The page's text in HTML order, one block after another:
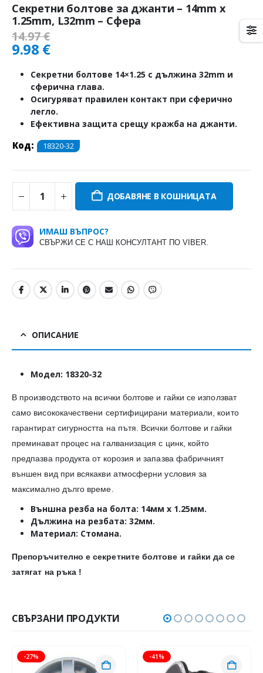
Секретни болтове за джанти – 14mm х
1.25mm, L32mm – Сфера
14.97€
9.98 €
Секретни болтове 14×1.25 с дължина 32mm и
сферична глава.
Осигуряват правилен контакт при сферично
легло.
Ефективна защита срещу кражба на джанти.
Код: 18320-32
ДОБАВЯНЕ В КОШНИЦАТА
ИМАШ ВЪПРОС?
СВЪРЖИ СЕ С НАШ КОНСУЛТАНТ ПО VIBER.
ОПИСАНИЕ
Модел: 18320-32
​В производството на всички болтове и гайки се използват
само висококачествени сертифицирани материали, които
гарантират сигурността на пътя. Всички болтове и гайки
преминават процес на галванизация с цинк, който
предпазва продукта от корозия и запазва фабричният
външен вид при всякакви атмосферни условия за
максимално дълго време.
Външна резба на болта: 14мм х 1.25мм.
Дължина на резбата: 32мм.
Материал: Стомана.
Препоръчително е секретните болтове и гайки да се
затягат на ръка !
СВЪРЗАНИ ПРОДУКТИ
-27% -41%